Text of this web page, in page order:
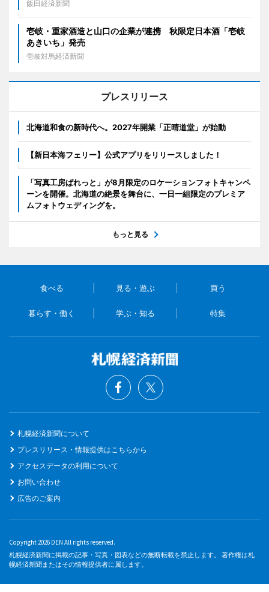
飯田経済新聞
壱岐・重家酒造と山口の企業が連携 秋限定日本酒「壱岐
あきいち」発売
壱岐対馬経済新聞
プレスリリース
北海道和食の新時代へ。2027年開業「正晴道堂」が始動
【新日本海フェリー】公式アプリをリリースしました！
「写真工房ぱれっと」が8月限定のロケーションフォトキャンペ
ーンを開催。北海道の絶景を舞台に、一日一組限定のプレミア
ムフォトウェディングを。
もっと見る
食べる 見る・遊ぶ 買う
暮らす・働く 学ぶ・知る 特集
札幌経済新聞について
プレスリリース・情報提供はこちらから
アクセスデータの利用について
お問い合わせ
広告のご案内
Copyright 2026 DEN All rights reserved.
札幌経済新聞に掲載の記事・写真・図表などの無断転載を禁止します。 著作権は札
幌経済新聞またはその情報提供者に属します。